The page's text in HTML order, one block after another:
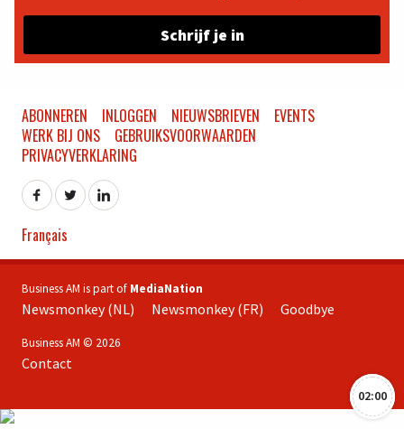
Schrijf je in
02:00
ABONNEREN INLOGGEN NIEUWSBRIEVEN
EVENTS
WERK BIJ ONS
GEBRUIKSVOORWAARDEN
PRIVACYVERKLARING
Français
Business AM is part of MediaNation
Newsmonkey (NL) Newsmonkey (FR) Goodbye
Business AM © 2026
Contact